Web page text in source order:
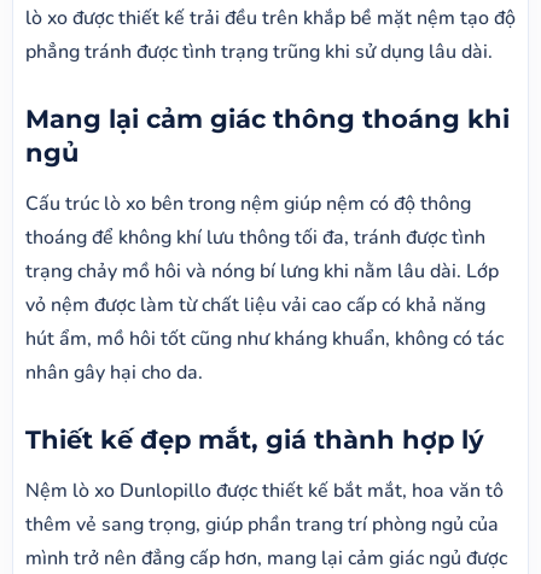
lò xo được thiết kế trải đều trên khắp bề mặt nệm tạo độ
phẳng tránh được tình trạng trũng khi sử dụng lâu dài.
Mang lại cảm giác thông thoáng khi
ngủ
Cấu trúc lò xo bên trong nệm giúp nệm có độ thông
thoáng để không khí lưu thông tối đa, tránh được tình
trạng chảy mồ hôi và nóng bí lưng khi nằm lâu dài. Lớp
vỏ nệm được làm từ chất liệu vải cao cấp có khả năng
hút ẩm, mồ hôi tốt cũng như kháng khuẩn, không có tác
nhân gây hại cho da.
Thiết kế đẹp mắt, giá thành hợp lý
Nệm lò xo Dunlopillo được thiết kế bắt mắt, hoa văn tô
thêm vẻ sang trọng, giúp phần trang trí phòng ngủ của
mình trở nên đẳng cấp hơn, mang lại cảm giác ngủ được